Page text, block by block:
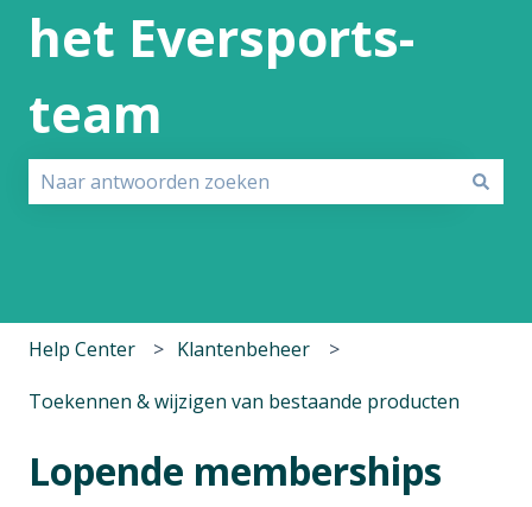
het Eversports-
team
Help Center Klantenbeheer
Toekennen & wijzigen van bestaande producten
Lopende memberships